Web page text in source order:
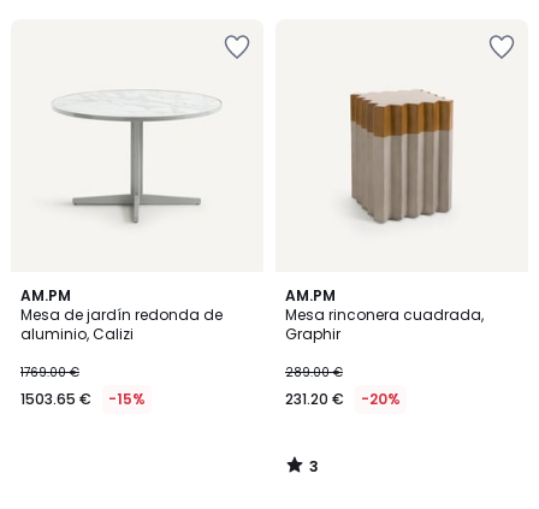
AM.PM
Mesa de jardín redonda de
aluminio, Calizi
1769.00 €
1503.65 € -15%
AM.PM
Mesa rinconera cuadrada,
Graphir
289.00 €
231.20 € -20%
3
/
5
3
/